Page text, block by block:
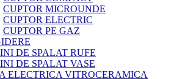
CUPTOR MICROUNDE
CUPTOR ELECTRIC
CUPTOR PE GAZ
DE SPALAT RUFE
DE SPALAT VASE
ELECTRICA VITROCERAMICA